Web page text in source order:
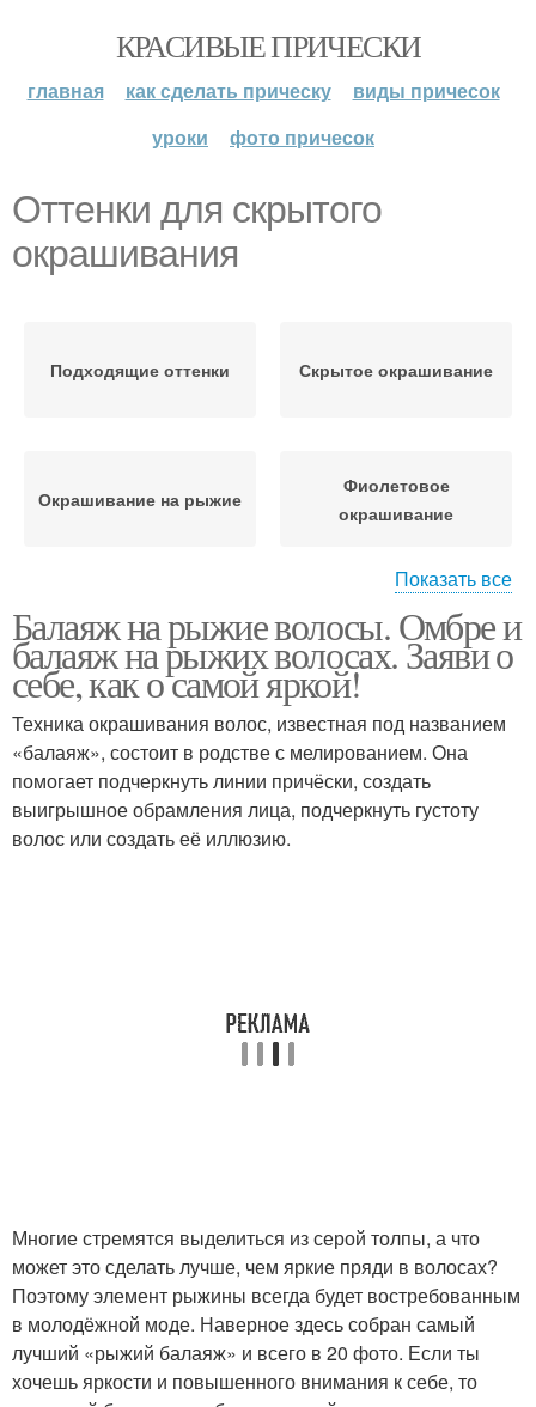
КРАСИВЫЕ ПРИЧЕСКИ
главная как сделать прическу
виды причесок
уроки
фото причесок
Оттенки для скрытого
окрашивания
Подходящие оттенки Скрытое окрашивание
Окрашивание на рыжие
Фиолетовое
окрашивание
Голубое окрашивание Зеленое окрашивание
Показать все
Балаяж на рыжие волосы. Омбре и
балаяж на рыжих волосах. Заяви о
себе, как о самой яркой!
Техника окрашивания волос, известная под названием
«балаяж», состоит в родстве с мелированием. Она
помогает подчеркнуть линии причёски, создать
выигрышное обрамления лица, подчеркнуть густоту
волос или создать её иллюзию.
Многие стремятся выделиться из серой толпы, а что
может это сделать лучше, чем яркие пряди в волосах?
Поэтому элемент рыжины всегда будет востребованным
в молодёжной моде. Наверное здесь собран самый
лучший «рыжий балаяж» и всего в 20 фото. Если ты
хочешь яркости и повышенного внимания к себе, то